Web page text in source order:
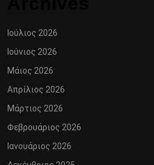
Ιούλιος 2026
Ιούνιος 2026
Μάιος 2026
Απρίλιος 2026
Μάρτιος 2026
Φεβρουάριος 2026
Ιανουάριος 2026